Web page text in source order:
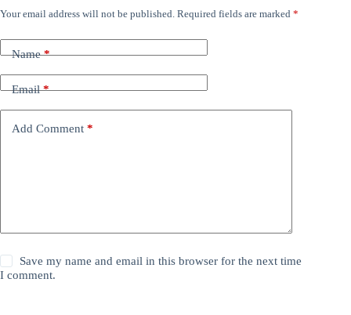
Your email address will not be published. Required fields are marked *
Name*
Email*
Add Comment *
Save my name and email in this browser for the next time
I comment.